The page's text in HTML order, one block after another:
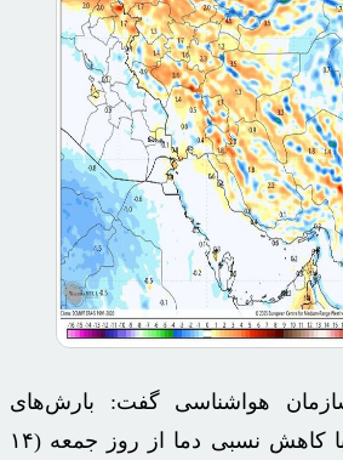
هواشناسی گفت: بارش‌های
پراکنده باران همراه با کاهش نسبی دما از روز جمعه (۱۴